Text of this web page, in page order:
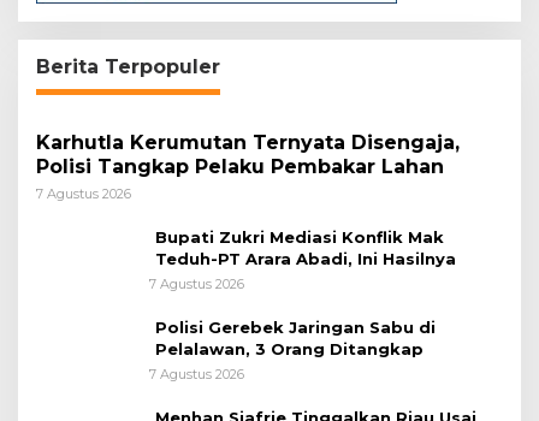
Berita Terpopuler
Karhutla Kerumutan Ternyata Disengaja,
Polisi Tangkap Pelaku Pembakar Lahan
7 Agustus 2026
Bupati Zukri Mediasi Konflik Mak
Teduh-PT Arara Abadi, Ini Hasilnya
7 Agustus 2026
Polisi Gerebek Jaringan Sabu di
Pelalawan, 3 Orang Ditangkap
7 Agustus 2026